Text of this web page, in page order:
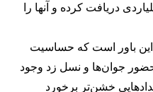
دریافت کرده و آنها را
این باور است که حساسیت
جوان‌ها و نسل زد وجود
خشن‌تر برخورد